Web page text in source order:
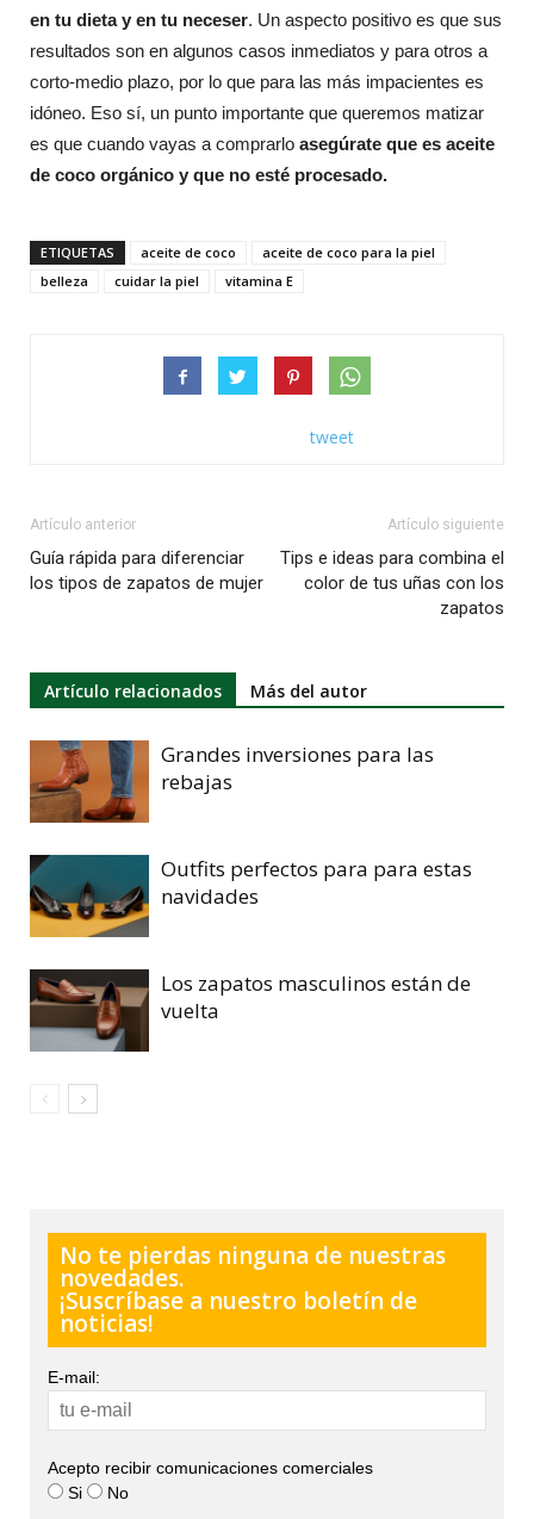
en tu dieta y en tu neceser. Un aspecto positivo es que sus
resultados son en algunos casos inmediatos y para otros a
corto-medio plazo, por lo que para las más impacientes es
idóneo. Eso sí, un punto importante que queremos matizar
es que cuando vayas a comprarlo asegúrate que es aceite
de coco orgánico y que no esté procesado.
ETIQUETAS aceite de coco
aceite de coco para la piel
belleza
cuidar la piel vitamina E
tweet
Artículo anterior
Guía rápida para diferenciar
los tipos de zapatos de mujer
Artículo siguiente
Tips e ideas para combina el
color de tus uñas con los
zapatos
Artículo relacionados Más del autor
Grandes inversiones para las
rebajas
Outfits perfectos para para estas
navidades
Los zapatos masculinos están de
vuelta
No te pierdas ninguna de nuestras
novedades.
¡Suscríbase a nuestro boletín de
noticias!
E-mail:
Acepto recibir comunicaciones comerciales
Si
No